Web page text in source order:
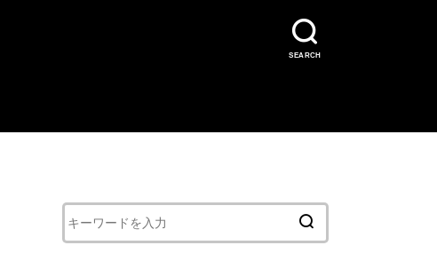
SEARCH